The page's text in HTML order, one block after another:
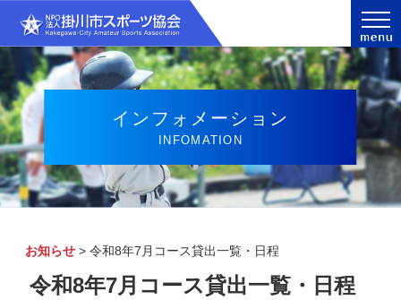
インフォメーション
INFOMATION
お知らせ > 令和8年7月コース貸出一覧・日程
令和8年7月コース貸出一覧・日程